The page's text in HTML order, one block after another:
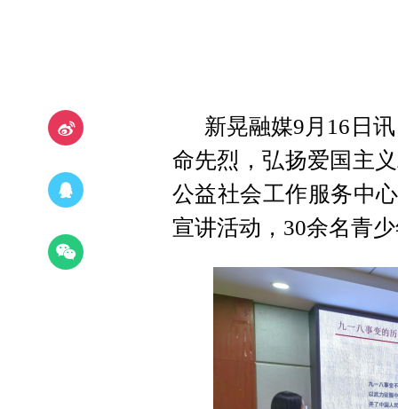
新晃融媒9月16日
命先烈，弘扬爱国主
公益社会工作服务中
宣讲活动，30余名青